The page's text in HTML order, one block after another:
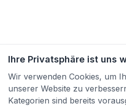
Ihre Privatsphäre ist uns
Wir verwenden Cookies, um
unserer Website zu
Kategorien sind bereits